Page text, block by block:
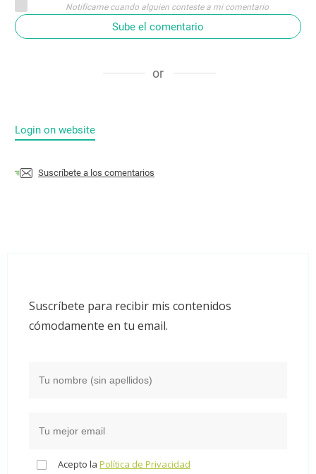
Notifícame cuando alguien conteste a mi comentario
Sube el comentario
or
Login on website
Suscríbete a los comentarios
Suscríbete para recibir mis contenidos
cómodamente en tu email.
Acepto la Política de Privacidad